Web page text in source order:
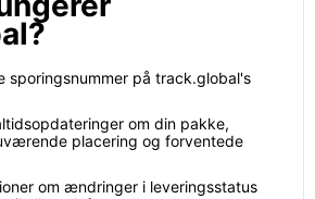
sporingsnummer på track.global's
om din pakke,
placering og forventede
om ændringer i leveringsstatus